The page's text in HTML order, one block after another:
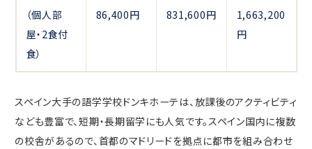
（個人部
屋・2食付
食）
86,400円
831,600円
1,663,200
円
スペイン大手の語学学校ドンキホーテは、放課後のアクティビティ
なども豊富で、短期・⻑期留学にも人気です。スペイン国内に複数
の校舎があるので、首都のマドリードを拠点に都市を組み合わせ